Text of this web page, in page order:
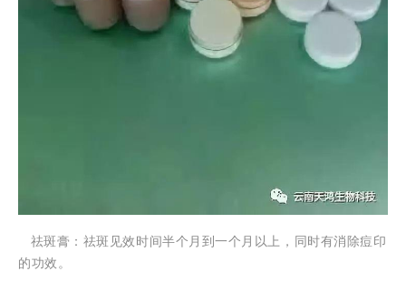
祛斑膏：祛斑见效时间半个月到一个月以上，同时有消除痘印
的功效。